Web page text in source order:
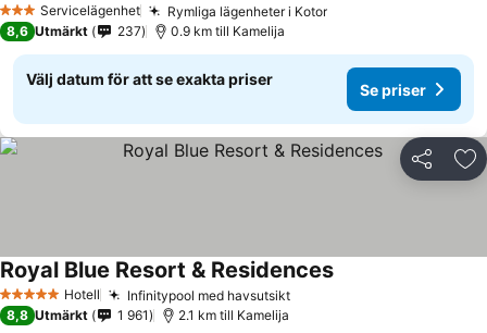
3 StjärnorServicelägenhet Rymliga lägenheter i Kotor
8,6 Utmärkt 237 0.9 km till Kamelija
Välj datum för att se exakta priser
Se priser
Dela
5 Stjärnor Hotell Infinitypool med havsutsikt
Royal Blue Resort & Residences
8,8 Utmärkt 1 961 2.1 km till Kamelija